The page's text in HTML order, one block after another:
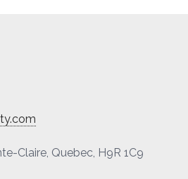
Claire, Quebec, H9R 1C9